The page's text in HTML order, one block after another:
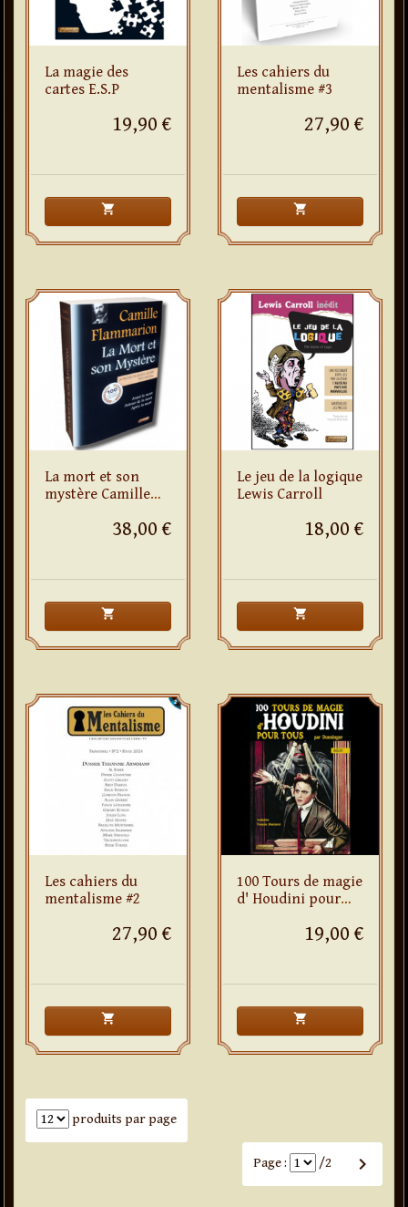
La magie des
cartes E.S.P
19,90 €
shopping_cart
Les cahiers du
mentalisme #3
27,90 €
shopping_cart
La mort et son
mystère Camille
38,00 €
shopping_cart
Le jeu de la logique
Lewis Carroll
18,00 €
shopping_cart
Les cahiers du
mentalisme #2
27,90 €
shopping_cart
100 Tours de magie
d' Houdini pour
19,00 €
shopping_cart
Nombre de produits par page
produits par page
Page : /2 keyboard_arrow_right